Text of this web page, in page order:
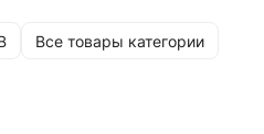
Все товары категории